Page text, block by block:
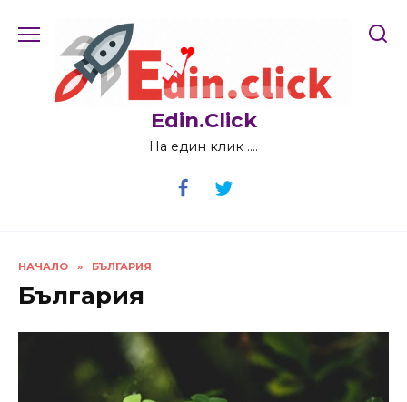
Edin.Click
На един клик ….
НАЧАЛО » БЪЛГАРИЯ
България